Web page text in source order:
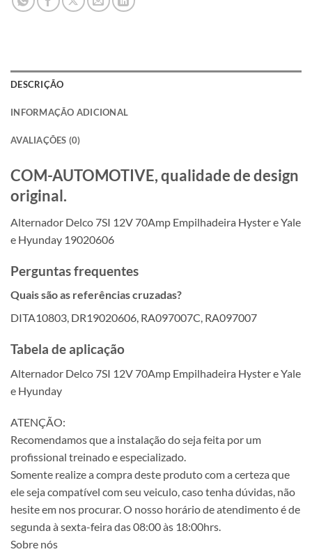
DESCRIÇÃO
INFORMAÇÃO ADICIONAL
AVALIAÇÕES (0)
COM-AUTOMOTIVE, qualidade de design
original.
Alternador Delco 7SI 12V 70Amp Empilhadeira Hyster e Yale
e Hyunday 19020606
Perguntas frequentes
Quais são as referências cruzadas?
DITA10803, DR19020606, RA097007C, RA097007
Tabela de aplicação
Alternador Delco 7SI 12V 70Amp Empilhadeira Hyster e Yale
e Hyunday
ATENÇÃO:
Recomendamos que a instalação do seja feita por um
profissional treinado e especializado.
Somente realize a compra deste produto com a certeza que
ele seja compatível com seu veiculo, caso tenha dúvidas, não
hesite em nos procurar. O nosso horário de atendimento é de
segunda à sexta-feira das 08:00 às 18:00hrs.
Sobre nós